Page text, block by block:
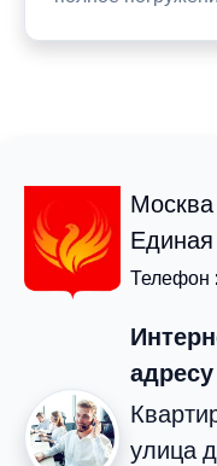
Москва
Телефон :
адресу
улица